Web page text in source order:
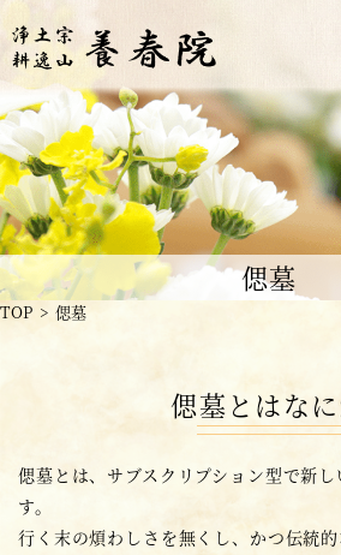
偲墓
TOP 偲墓
偲墓とはな
偲墓とは、サブスクリプション型で新
す。
行く末の煩わしさを無くし、かつ伝統